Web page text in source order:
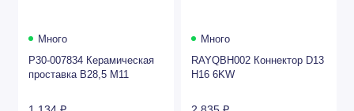
Много
P30-007834 Керамическая
проставка В28,5 M11
Много
RAYQBH002 Коннектор D13
H16 6KW